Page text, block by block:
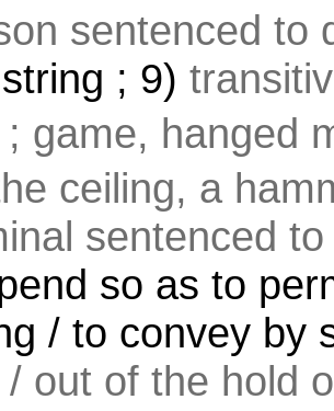
sentenced to
; 9)
; game, hanged
ceiling, a
sentenced
so as to
/ to convey by
/ out of the hold